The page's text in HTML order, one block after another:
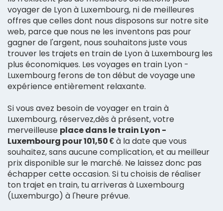
voyager de Lyon à Luxembourg, ni de meilleures
offres que celles dont nous disposons sur notre site
web, parce que nous ne les inventons pas pour
gagner de l'argent, nous souhaitons juste vous
trouver les trajets en train de Lyon à Luxembourg les
plus économiques. Les voyages en train Lyon -
Luxembourg ferons de ton début de voyage une
expérience entièrement relaxante.
Si vous avez besoin de voyager en train à
Luxembourg, réservez,dès à présent, votre
merveilleuse place dans le train Lyon -
Luxembourg pour 101,50 €à la date que vous
souhaitez, sans aucune complication, et au meilleur
prix disponible sur le marché. Ne laissez donc pas
échapper cette occasion. Si tu choisis de réaliser
ton trajet en train, tu arriveras à Luxembourg
(Luxemburgo) à l'heure prévue.